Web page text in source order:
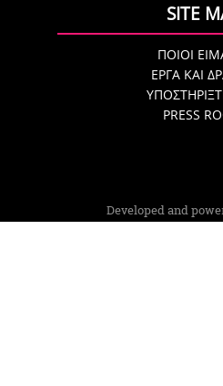
SITE
ΠΟΙΟΙ
ΕΡΓΑ ΚΑΙ
PRESS
Developed and